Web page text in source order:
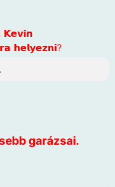
𝗞𝗲𝘃𝗶𝗻
𝗵𝗲𝗹𝘆𝗲𝘇𝗻𝗶?